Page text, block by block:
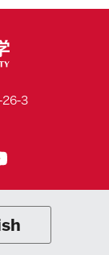
26-3